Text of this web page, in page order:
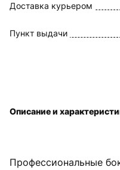
Доставка курьером
Пункт выдачи
Профессиональные
Описание и